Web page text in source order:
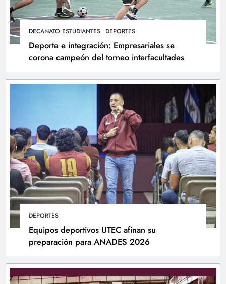
DECANATO ESTUDIANTES DEPORTES
Deporte e integración: Empresariales se
corona campeón del torneo interfacultades
DEPORTES
Equipos deportivos UTEC afinan su
preparación para ANADES 2026